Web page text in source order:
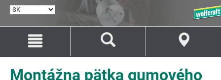
Obsah
Navigáciu
Montážna pätka gumového